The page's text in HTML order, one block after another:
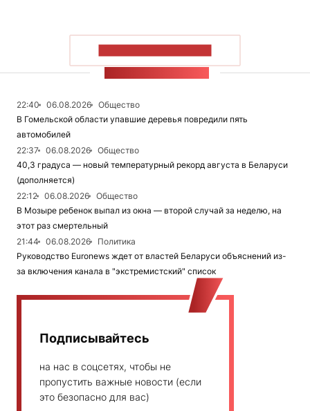
22:40 06.08.2026
Общество
В Гомельской области упавшие деревья повредили пять
автомобилей
22:37
06.08.2026
Общество
40,3 градуса — новый температурный рекорд августа в Беларуси
(дополняется)
22:12
06.08.2026
Общество
В Мозыре ребенок выпал из окна — второй случай за неделю, на
этот раз смертельный
21:44
06.08.2026
Политика
Руководство Euronews ждет от властей Беларуси объяснений из-
за включения канала в "экстремистский" список
Подписывайтесь
на нас в соцсетях, чтобы не
пропустить важные новости (если
это безопасно для вас)